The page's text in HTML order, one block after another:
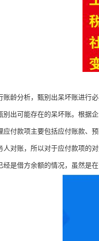
账龄分析，甄别出呆坏账进行
别出可能存在的呆坏账。根据
应付款项主要包括应付账款、
人对账，所以对于应付款项的
经是借方余额的情况，虽然是